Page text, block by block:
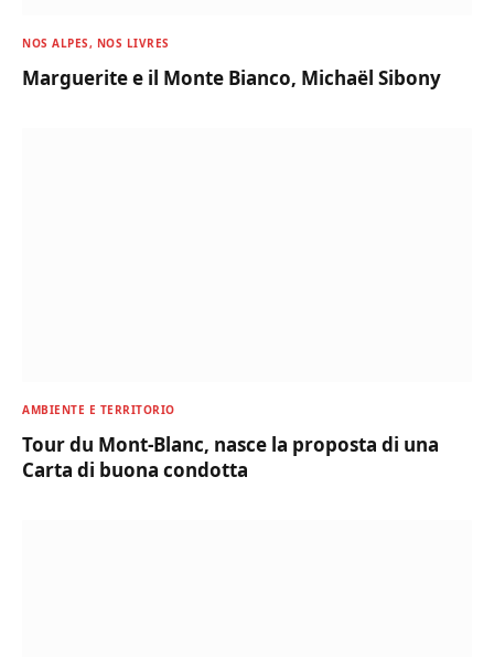
NOS ALPES, NOS LIVRES
Marguerite e il Monte Bianco, Michaël Sibony
AMBIENTE E TERRITORIO
Tour du Mont-Blanc, nasce la proposta di una
Carta di buona condotta